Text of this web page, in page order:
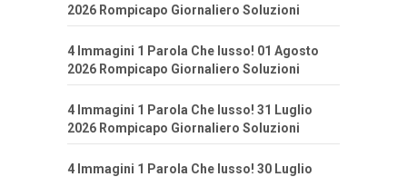
2026 Rompicapo Giornaliero Soluzioni
4 Immagini 1 Parola Che lusso! 01 Agosto
2026 Rompicapo Giornaliero Soluzioni
4 Immagini 1 Parola Che lusso! 31 Luglio
2026 Rompicapo Giornaliero Soluzioni
4 Immagini 1 Parola Che lusso! 30 Luglio